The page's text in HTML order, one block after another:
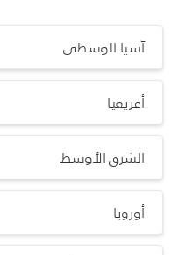
آسيا الوسطى
أفريقيا
الشرق الأوسط
أوروبا